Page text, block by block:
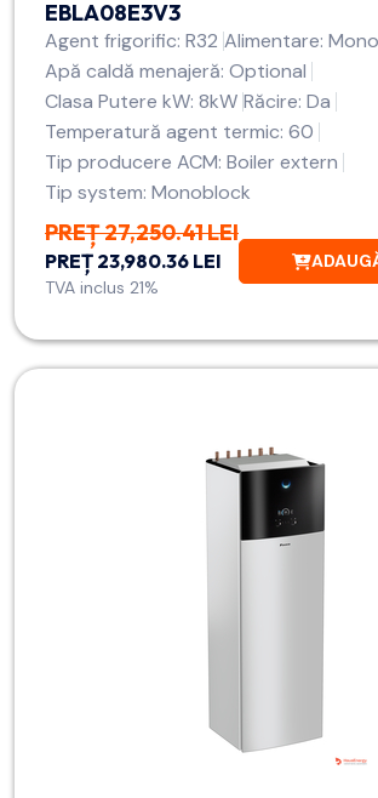
EBLA08E3V3
Agent frigorific: R32 Alimentare:
Apă caldă menajeră: Optional
Clasa Putere kW: 8kW Răcire: Da
Temperatură agent termic: 60
Tip producere ACM: Boiler extern
Tip system: Monoblock
PREȚ 27,250.41 LEI
PREȚ 23,980.36 LEI
TVA inclus 21%